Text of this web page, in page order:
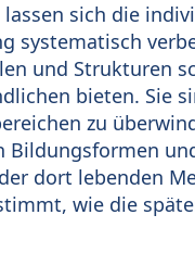
sich die
systematisch
und Strukturen
bieten. Sie
zu
dort lebenden
wie die